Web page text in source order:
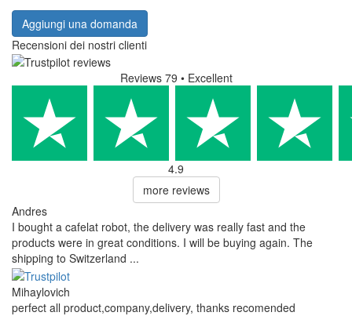
Aggiungi una domanda
Recensioni dei nostri clienti
Reviews 79 • Excellent
4.9
more reviews
Andres
I bought a cafelat robot, the delivery was really fast and the
products were in great conditions. I will be buying again. The
shipping to Switzerland ...
Mihaylovich
perfect all product,company,delivery, thanks recomended